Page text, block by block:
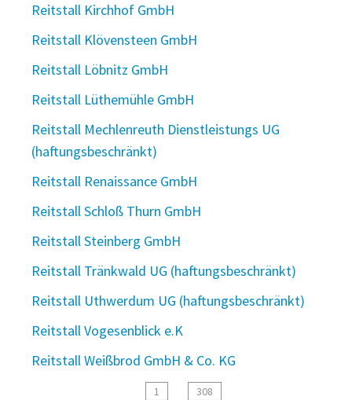
Reitstall Kirchhof GmbH
Reitstall Klövensteen GmbH
Reitstall Löbnitz GmbH
Reitstall Lüthemühle GmbH
Reitstall Mechlenreuth Dienstleistungs UG
(haftungsbeschränkt)
Reitstall Renaissance GmbH
Reitstall Schloß Thurn GmbH
Reitstall Steinberg GmbH
Reitstall Tränkwald UG (haftungsbeschränkt)
Reitstall Uthwerdum UG (haftungsbeschränkt)
Reitstall Vogesenblick e.K
Reitstall Weißbrod GmbH & Co. KG
1 308